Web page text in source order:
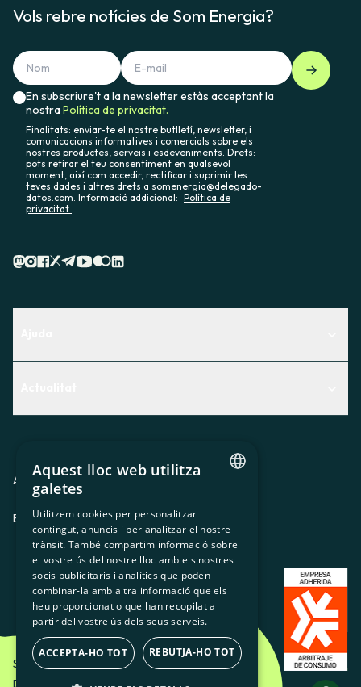
Vols rebre notícies de Som Energia?
En subscriure't a la newsletter estàs acceptant la
nostraPolítica de privacitat.
Finalitats: enviar-te el nostre butlletí, newsletter, i
comunicacions informatives i comercials sobre els
nostres productes, serveis i esdeveniments. Drets:
pots retirar el teu consentiment en qualsevol
moment, així com accedir, rectificar i suprimir les
teves dades i altres drets a somenergia@delegado-
datos.com. Informació addicional: Política de
privacitat.
Premsa
Treballa amb nosaltres
Avis legal Política de privacitatPolítica de cookies
ES CAGLEU
Som Energia SCCL - 2026
Disseny Creatiu d'Etéreo Design.
SPANISH
GL
BASQUE
Aquest lloc web utilitza
galetes
Utilitzem cookies per personalitzar
contingut, anuncis i per analitzar el nostre
trànsit. També compartim informació sobre
el vostre ús del nostre lloc amb els nostres
socis publicitaris i analítics que poden
combinar-la amb altra informació que els
heu proporcionat o que han recopilat a
partir del vostre ús dels seus serveis.
ACCEPTA-HO TOT REBUTJA-HO TOT